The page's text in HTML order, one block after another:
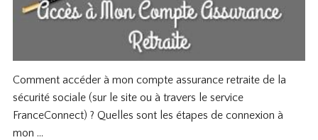
Comment accéder à mon compte assurance retraite de la
sécurité sociale (sur le site ou à travers le service
FranceConnect) ? Quelles sont les étapes de connexion à
mon …